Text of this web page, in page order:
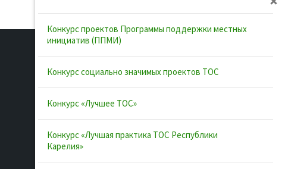
Полезные ссылки
Карелия
Конкурс проектов Программы поддержки местных
инициатив (ППМИ)
Конкурс социально значимых проектов ТОС
Конкурс «Лучшее ТОС»
Конкурс «Лучшая практика ТОС Республики
Карелия»